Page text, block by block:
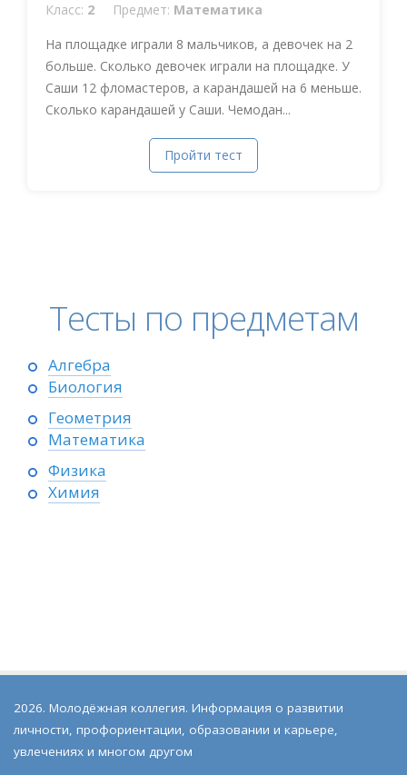
Класс: 2 Предмет: Математика
На площадке играли 8 мальчиков, а девочек на 2
больше. Сколько девочек играли на площадке. У
Саши 12 фломастеров, а карандашей на 6 меньше.
Сколько карандашей у Саши. Чемодан...
Пройти тест
Тесты по предметам
Алгебра
Биология
Геометрия
Математика
Физика
Химия
2026. Молодёжная коллегия. Информация о развитии
личности, профориентации, образовании и карьере,
увлечениях и многом другом